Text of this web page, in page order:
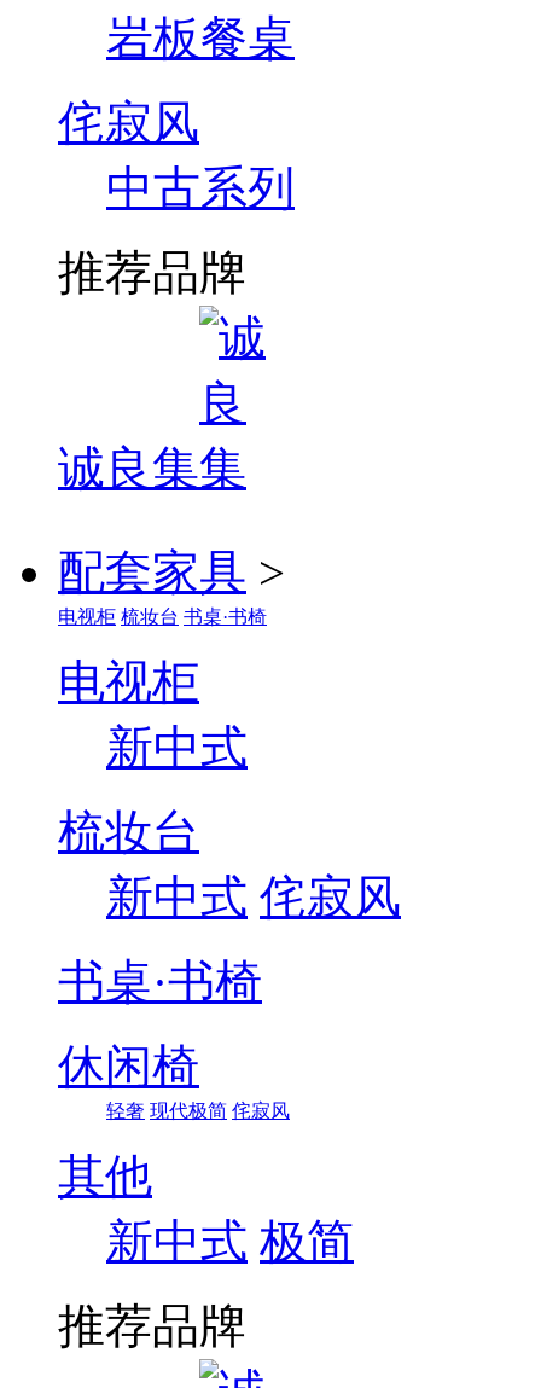
岩板餐桌
侘寂风
中古系列
推荐品牌
诚良集
配套家具 >
电视柜 梳妆台 书桌·书椅
电视柜
新中式
梳妆台
新中式 侘寂风
书桌·书椅
休闲椅
轻奢 现代极简 侘寂风
其他
新中式 极简
推荐品牌